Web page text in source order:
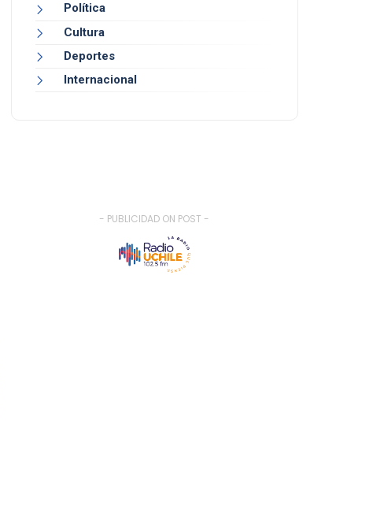
Política
Cultura
Deportes
Internacional
- PUBLICIDAD ON POST -